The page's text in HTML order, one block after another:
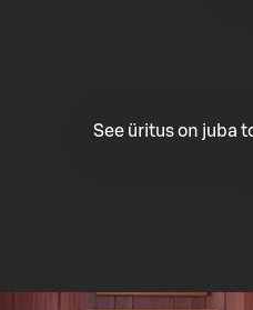
See üritus on juba